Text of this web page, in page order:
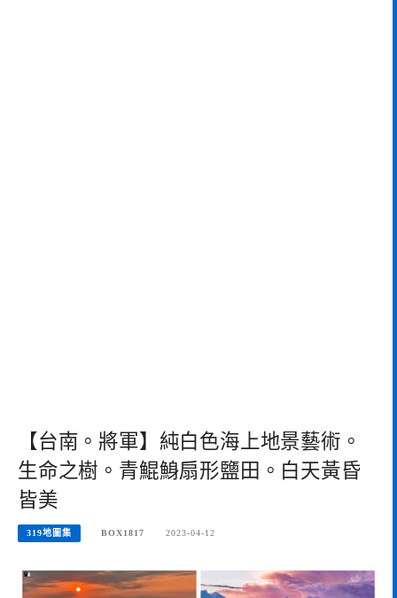
【台南。將軍】純白色海上地景藝術。
生命之樹。青鯤鯓扇形鹽田。白天黃昏
皆美
319地圖集 BOX1817 2023-04-12